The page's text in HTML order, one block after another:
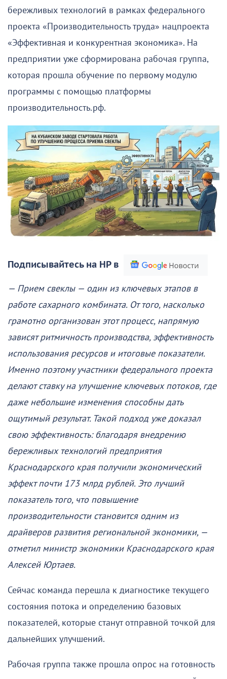
бережливых технологий в рамках федерального
проекта «Производительность труда» нацпроекта
«Эффективная и конкурентная экономика». На
предприятии уже сформирована рабочая группа,
которая прошла обучение по первому модулю
программы с помощью платформы
производительность.рф.
Подписывайтесь на НР в
— Прием свеклы — один из ключевых этапов в
работе сахарного комбината. От того, насколько
грамотно организован этот процесс, напрямую
зависят ритмичность производства, эффективность
использования ресурсов и итоговые показатели.
Именно поэтому участники федерального проекта
делают ставку на улучшение ключевых потоков, где
даже небольшие изменения способны дать
ощутимый результат. Такой подход уже доказал
свою эффективность: благодаря внедрению
бережливых технологий предприятия
Краснодарского края получили экономический
эффект почти 173 млрд рублей. Это лучший
показатель того, что повышение
производительности становится одним из
драйверов развития региональной экономики, —
отметил министр экономики Краснодарского края
Алексей Юртаев.
Сейчас команда перешла к диагностике текущего
состояния потока и определению базовых
показателей, которые станут отправной точкой для
дальнейших улучшений.
Рабочая группа также прошла опрос на готовность